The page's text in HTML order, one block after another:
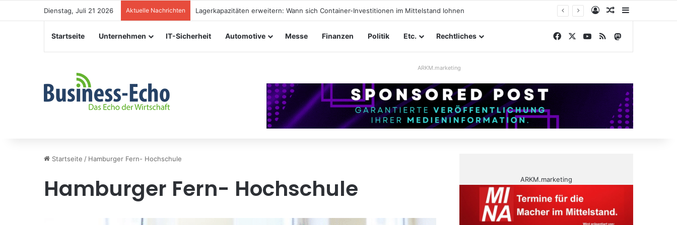
Dienstag, Juli 21 2026 Aktuelle Nachrichten Veranstaltungssicherheit im Mittelstand: Absperrkonzepte für temporäre Außengelände AnmeldenZufälliger
Startseite Unternehmen IT-Sicherheit Automotive Messe Finanzen Politik Etc. Rechtliches Facebook YouTube
RSS
ARKM.marketing
Startseite / Hamburger Fern- Hochschule
Hamburger Fern- Hochschule ARKM.marketing